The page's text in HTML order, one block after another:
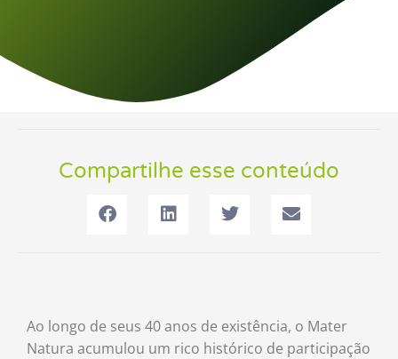
Compartilhe esse conteúdo
Ao longo de seus 40 anos de existência, o Mater
Natura acumulou um rico histórico de participação